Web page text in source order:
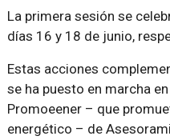
La primera sesión se
días 16 y 18 de junio,
Estas acciones
se ha puesto en marcha
Promoeener – que
energético – de